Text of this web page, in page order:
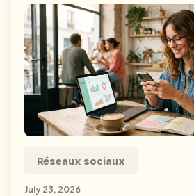
Réseaux sociaux
July 23, 2026